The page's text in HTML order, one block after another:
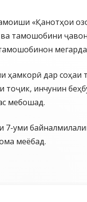
«Қанотҳои
ва тамошобини
ҳамкорӣ дар соҳаи
тоҷик, инчунин
мебошад.
уми
меёбад.